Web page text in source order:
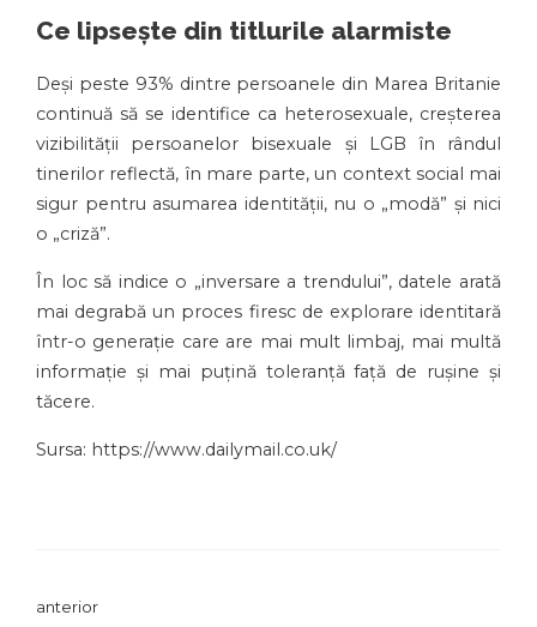
Ce lipsește din titlurile alarmiste
Deși peste 93% dintre persoanele din Marea Britanie
continuă să se identifice ca heterosexuale, creșterea
vizibilității persoanelor bisexuale și LGB în rândul
tinerilor reflectă, în mare parte, un context social mai
sigur pentru asumarea identității, nu o „modă” și nici
o „criză”.
În loc să indice o „inversare a trendului”, datele arată
mai degrabă un proces firesc de explorare identitară
într-o generație care are mai mult limbaj, mai multă
informație și mai puțină toleranță față de rușine și
tăcere.
Sursa: https://www.dailymail.co.uk/
anterior